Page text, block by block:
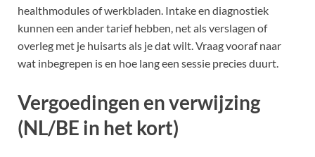
healthmodules of werkbladen. Intake en diagnostiek
kunnen een ander tarief hebben, net als verslagen of
overleg met je huisarts als je dat wilt. Vraag vooraf naar
wat inbegrepen is en hoe lang een sessie precies duurt.
Vergoedingen en verwijzing
(NL/BE in het kort)